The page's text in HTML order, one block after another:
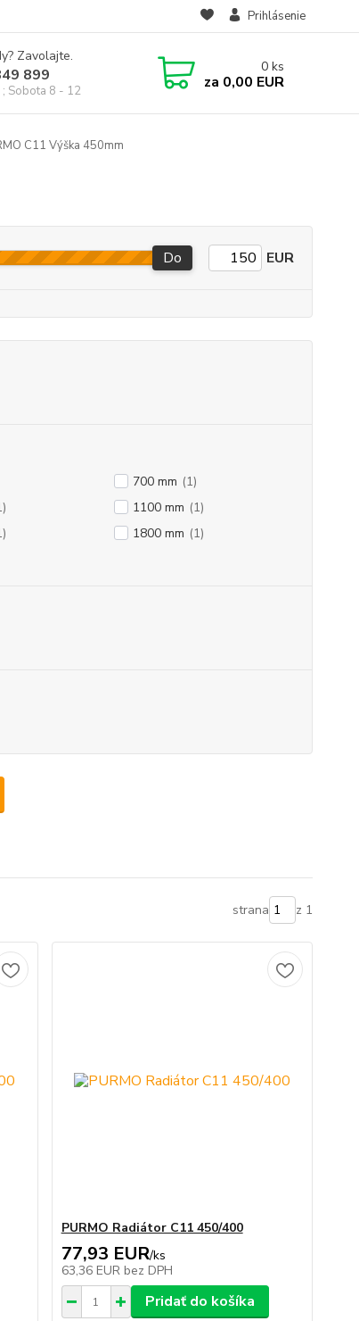
Prihlásenie
Zavolajte.
899
Sobota 8 - 12
0 ks
za 0,00 EUR
C11 Výška 450mm
Do EUR
700 mm (1)
1100 mm (1)
1800 mm (1)
strana z 1
PURMO Radiátor C11 450/400
77,93 EUR/ks
63,36 EUR bez DPH
Pridať do košíka